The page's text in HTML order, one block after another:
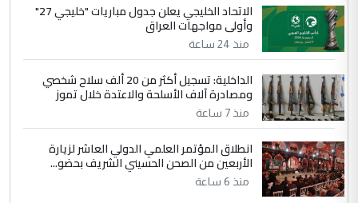
الاتحاد الخليجي يعلن جدول مباريات "خليجي 27"
وأولى مواجهات العراق
منذ 24 ساعة
الداخلية: تسجيل أكثر من 20 ألف سلاح شخصي
ومصادرة آلاف الأسلحة والاعتدة خلال تموز
منذ 7 ساعة
انطلاق المؤتمر العلمي الدولي العاشر لزيارة
الأربعين من الصحن الحسيني الشريف بحضو...
منذ 6 ساعة